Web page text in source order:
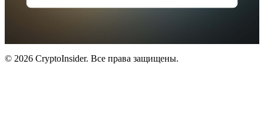
© 2026 CryptoInsider. Все права защищены.